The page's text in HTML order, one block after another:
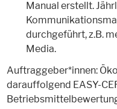
Manual erstellt.
durchgeführt, z.B.
Media.
Auftraggeber*innen:
darauffolgend EASY-